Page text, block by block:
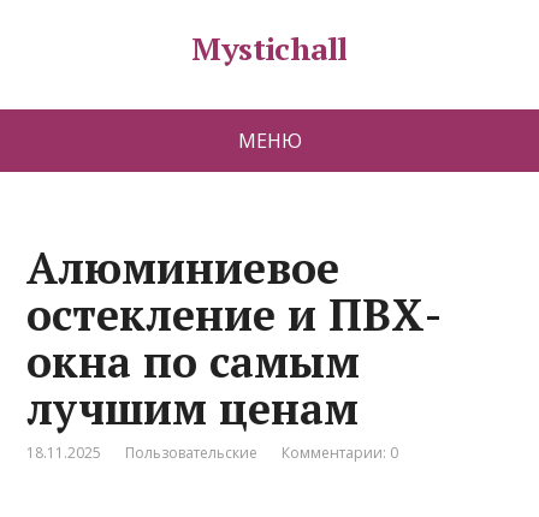
Mystichall
МЕНЮ
Алюминиевое
остекление и ПВХ-
окна по самым
лучшим ценам
18.11.2025 Пользовательские Комментарии: 0